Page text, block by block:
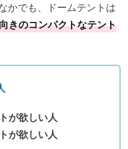
かでも、ドームテントは
きのコンパクトなテント
が欲しい人
が欲しい人